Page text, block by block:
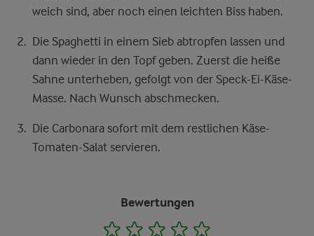
weich sind, aber noch einen leichten Biss haben.
Die Spaghetti in einem Sieb abtropfen lassen und
dann wieder in den Topf geben. Zuerst die heiße
Sahne unterheben, gefolgt von der Speck-Ei-Käse-
Masse. Nach Wunsch abschmecken.
Die Carbonara sofort mit dem restlichen Käse-
Tomaten-Salat servieren.
Bewertungen
1 2 3 4